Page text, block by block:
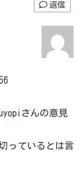
返信
さんの意見
っているとは言